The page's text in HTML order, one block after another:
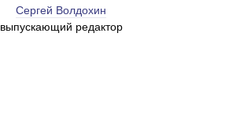
Сергей Волдохин
выпускающий редактор